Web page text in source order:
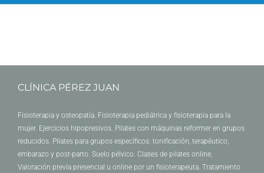
CLÍNICA PÉREZ JUAN
Fisioterapia y osteopatía. Fisioterapia pediátrica y fisioterapia para la
mujer. Ejercicios hipopresivos. Pilates con máquinas reformer en grupos
reducidos. Pilates para grupos específicos: tonificación, terapéutico,
embarazo y post-parto. Suelo pélvico. Clases de pilates online,
Valoración previa presencial u online por un fisioterapeuta. Tratamiento